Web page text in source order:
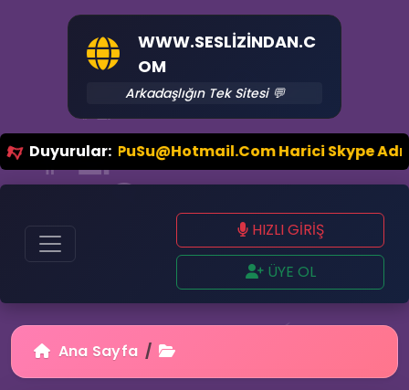
👩‍💻
🗨️
⚡
😜
WWW.SESLIZINDAN.C
OM
Arkadaşlığın Tek Sitesi 💬
Duyurular:
By--PuSu@Hotmail.Com Harici Skype
HIZLI GİRİŞ
ÜYE OL
Ana Sayfa